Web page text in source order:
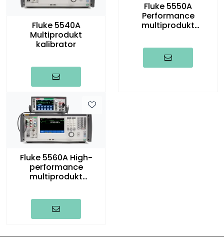
Fluke 5540A
Multiprodukt
kalibrator
Fluke 5550A
Performance
multiprodukt
Fluke 5560A High-
performance
multiprodukt